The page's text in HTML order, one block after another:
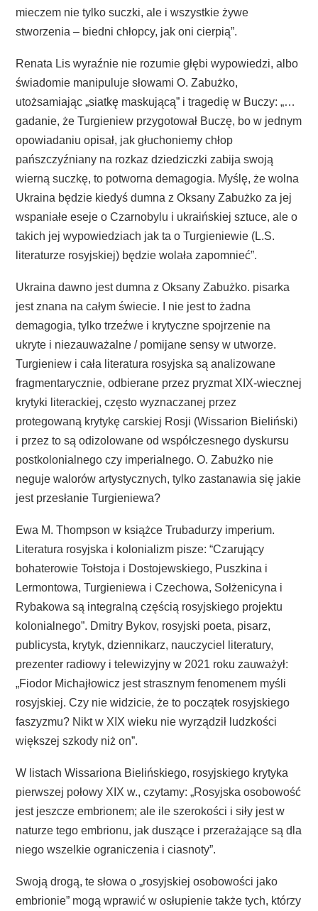
mieczem nie tylko suczki, ale i wszystkie żywe
stworzenia – biedni chłopcy, jak oni cierpią”.
Renata Lis wyraźnie nie rozumie głębi wypowiedzi, albo
świadomie manipuluje słowami O. Zabużko,
utożsamiając „siatkę maskującą” i tragedię w Buczy: „…
gadanie, że Turgieniew przygotował Buczę, bo w jednym
opowiadaniu opisał, jak głuchoniemy chłop
pańszczyźniany na rozkaz dziedziczki zabija swoją
wierną suczkę, to potworna demagogia. Myślę, że wolna
Ukraina będzie kiedyś dumna z Oksany Zabużko za jej
wspaniałe eseje o Czarnobylu i ukraińskiej sztuce, ale o
takich jej wypowiedziach jak ta o Turgieniewie (L.S.
literaturze rosyjskiej) będzie wolała zapomnieć”.
Ukraina dawno jest dumna z Oksany Zabużko. pisarka
jest znana na całym świecie. I nie jest to żadna
demagogia, tylko trzeźwe i krytyczne spojrzenie na
ukryte i niezauważalne / pomijane sensy w utworze.
Turgieniew i cała literatura rosyjska są analizowane
fragmentarycznie, odbierane przez pryzmat XIX-wiecznej
krytyki literackiej, często wyznaczanej przez
protegowaną krytykę carskiej Rosji (Wissarion Bieliński)
i przez to są odizolowane od współczesnego dyskursu
postkolonialnego czy imperialnego. O. Zabużko nie
neguje walorów artystycznych, tylko zastanawia się jakie
jest przesłanie Turgieniewa?
Ewa M. Thompson w książce Trubadurzy imperium.
Literatura rosyjska i kolonializm pisze: “Czarujący
bohaterowie Tołstoja i Dostojewskiego, Puszkina i
Lermontowa, Turgieniewa i Czechowa, Sołżenicyna i
Rybakowa są integralną częścią rosyjskiego projektu
kolonialnego”. Dmitry Bykov, rosyjski poeta, pisarz,
publicysta, krytyk, dziennikarz, nauczyciel literatury,
prezenter radiowy i telewizyjny w 2021 roku zauważył:
„Fiodor Michajłowicz jest strasznym fenomenem myśli
rosyjskiej. Czy nie widzicie, że to początek rosyjskiego
faszyzmu? Nikt w XIX wieku nie wyrządził ludzkości
większej szkody niż on”.
W listach Wissariona Bielińskiego, rosyjskiego krytyka
pierwszej połowy XIX w., czytamy: „Rosyjska osobowość
jest jeszcze embrionem; ale ile szerokości i siły jest w
naturze tego embrionu, jak duszące i przerażające są dla
niego wszelkie ograniczenia i ciasnoty”.
Swoją drogą, te słowa o „rosyjskiej osobowości jako
embrionie” mogą wprawić w osłupienie także tych, którzy